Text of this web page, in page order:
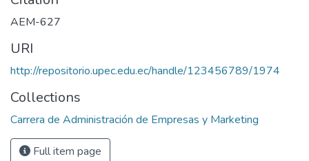
AEM-627
URI
http://repositorio.upec.edu.ec/handle/123456789/1974
Collections
Carrera de Administración de Empresas y Marketing
Full item page